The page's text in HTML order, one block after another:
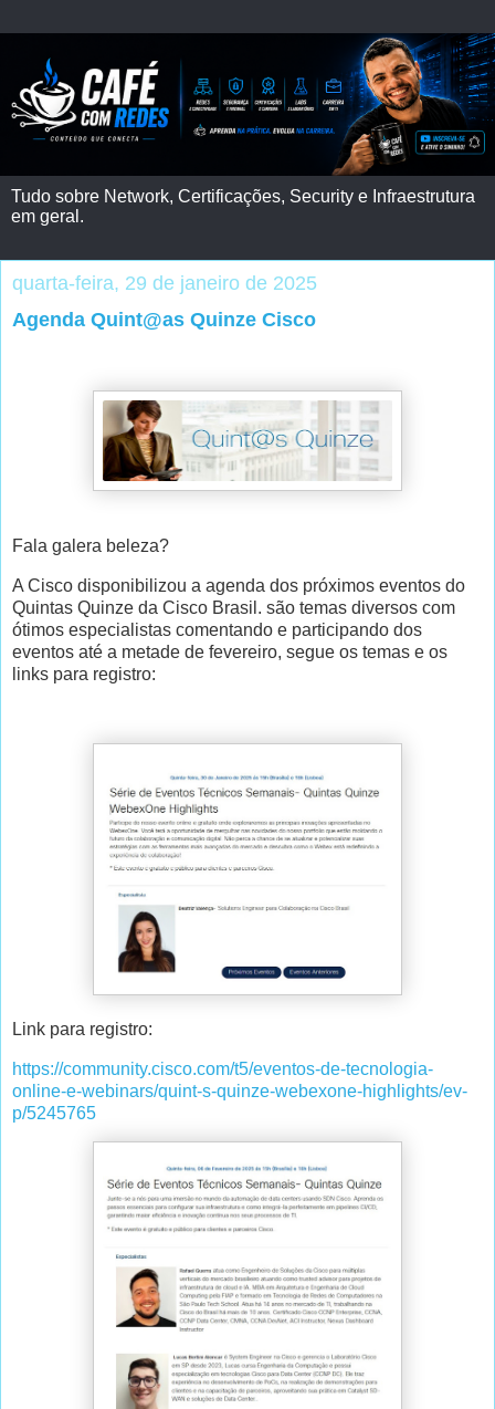
Tudo sobre Network, Certificações, Security e Infraestrutura
em geral.
quarta-feira, 29 de janeiro de 2025
Agenda Quint@as Quinze Cisco
Fala galera beleza?
A Cisco disponibilizou a agenda dos próximos eventos do
Quintas Quinze da Cisco Brasil. são temas diversos com
ótimos especialistas comentando e participando dos
eventos até a metade de fevereiro, segue os temas e os
links para registro:
Link para registro:
https://community.cisco.com/t5/eventos-de-tecnologia-
online-e-webinars/quint-s-quinze-webexone-highlights/ev-
p/5245765